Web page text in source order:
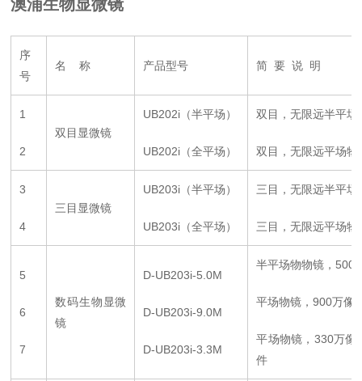
澳浦生物显微镜
序
号
名 称 产品型号 简 要 说 明
1
2
双目显微镜
UB202i（半平场）
UB202i（全平场）
双目，无限远半平
双目，无限远平场
3
4
三目显微镜
UB203i（半平场）
UB203i（全平场）
三目，无限远半平
三目，无限远平场
5
6
7
数码生物显微
镜
D-UB203i-5.0M
D-UB203i-9.0M
D-UB203i-3.3M
半平场物物镜，500
平场物镜，900万像
平场物镜，330万像
件